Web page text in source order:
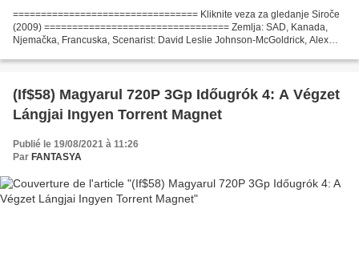
================================= Kliknite veza za gledanje Siroče
(2009) ================================= Zemlja: SAD, Kanada,
Njemačka, Francuska, Scenarist: David Leslie Johnson-McGoldrick, Alex
(If$58) Magyarul 720P 3Gp Időugrók 4: A Végzet
Lángjai Ingyen Torrent Magnet
Publié le 19/08/2021 à 11:26
Par FANTASYA